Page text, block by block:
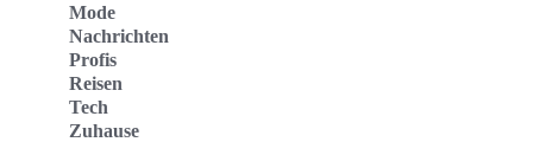
Mode
Nachrichten
Profis
Reisen
Tech
Zuhause